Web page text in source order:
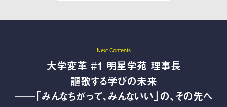
Next Contents
大学変革 #1 明星学苑 理事長
謳歌する学びの未来
──「みんなちがって、みんないい」の、その先へ